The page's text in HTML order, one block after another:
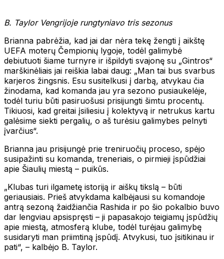
B. Taylor Vengrijoje rungtyniavo tris sezonus
Brianna pabrėžia, kad jai dar nėra tekę žengti į aikštę
UEFA moterų Čempionių lygoje, todėl galimybė
debiutuoti šiame turnyre ir išpildyti svajonę su „Gintros“
marškinėliais jai reiškia labai daug: „Man tai bus svarbus
karjeros žingsnis. Esu susitelkusi į darbą, atvykau čia
žinodama, kad komanda jau yra sezono pusiaukelėje,
todėl turiu būti pasiruošusi prisijungti šimtu procentų.
Tikiuosi, kad greitai įsiliesiu į kolektyvą ir netrukus kartu
galėsime siekti pergalių, o aš turėsiu galimybes pelnyti
įvarčius“.
Brianna jau prisijungė prie treniruočių proceso, spėjo
susipažinti su komanda, treneriais, o pirmieji įspūdžiai
apie Šiaulių miestą – puikūs.
„Klubas turi ilgametę istoriją ir aiškų tikslą – būti
geriausiais. Prieš atvykdama kalbėjausi su komandoje
antrą sezoną žaidžiančia Rashida ir po šio pokalbio buvo
dar lengviau apsispręsti – ji papasakojo teigiamų įspūdžių
apie miestą, atmosferą klube, todėl turėjau galimybę
susidaryti man priimtiną įspūdį. Atvykusi, tuo įsitikinau ir
pati“, – kalbėjo B. Taylor.